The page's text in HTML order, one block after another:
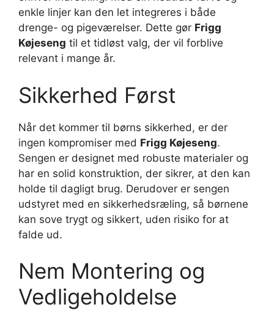
enkle linjer kan den let integreres i både
drenge- og pigeværelser. Dette gør Frigg
Køjeseng til et tidløst valg, der vil forblive
relevant i mange år.
Sikkerhed Først
Når det kommer til børns sikkerhed, er der
ingen kompromiser med Frigg Køjeseng.
Sengen er designet med robuste materialer og
har en solid konstruktion, der sikrer, at den kan
holde til dagligt brug. Derudover er sengen
udstyret med en sikkerhedsræling, så børnene
kan sove trygt og sikkert, uden risiko for at
falde ud.
Nem Montering og
Vedligeholdelse